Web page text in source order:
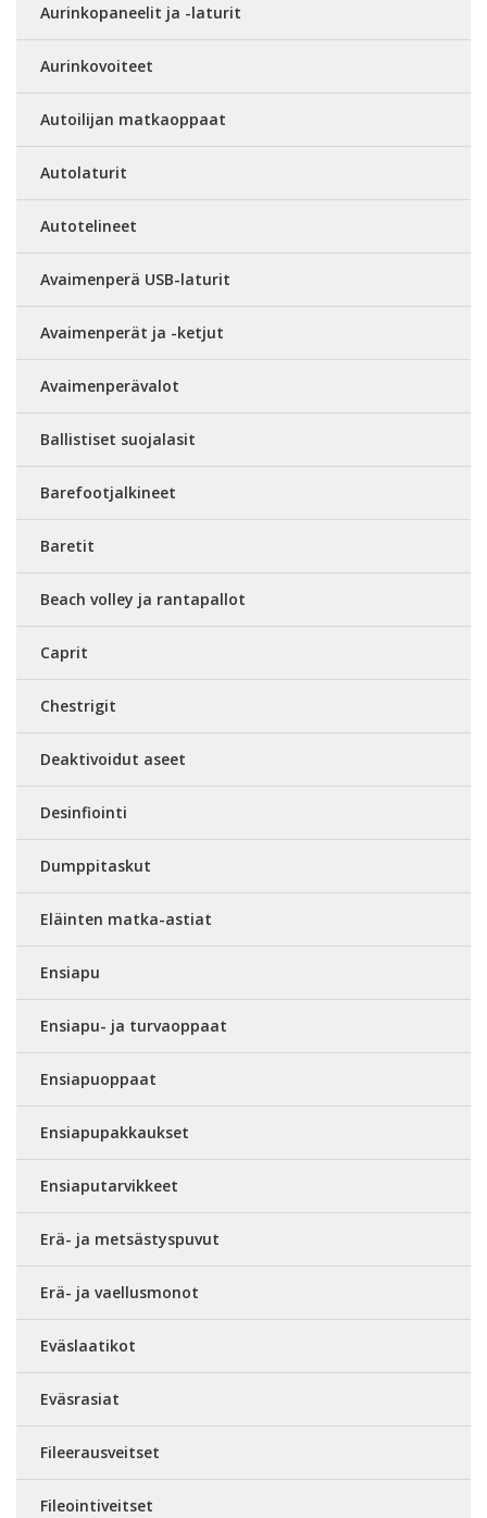
Aurinkopaneelit ja -laturit
Aurinkovoiteet
Autoilijan matkaoppaat
Autolaturit
Autotelineet
Avaimenperä USB-laturit
Avaimenperät ja -ketjut
Avaimenperävalot
Ballistiset suojalasit
Barefootjalkineet
Baretit
Beach volley ja rantapallot
Caprit
Chestrigit
Deaktivoidut aseet
Desinfiointi
Dumppitaskut
Eläinten matka-astiat
Ensiapu
Ensiapu- ja turvaoppaat
Ensiapuoppaat
Ensiapupakkaukset
Ensiaputarvikkeet
Erä- ja metsästyspuvut
Erä- ja vaellusmonot
Eväslaatikot
Eväsrasiat
Fileerausveitset
Fileointiveitset